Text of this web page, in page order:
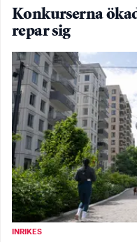
Konkurserna
repar sig
INRIKES